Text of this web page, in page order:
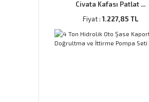
Civata Kafası Patlat ...
Fiyat :1.227,85 TL